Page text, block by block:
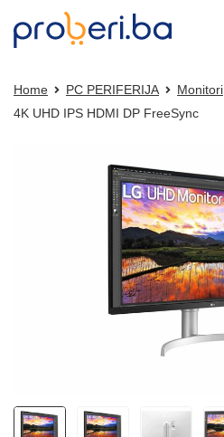
Home PC PERIFERIJA Monitori
4K UHD IPS HDMI DP FreeSync